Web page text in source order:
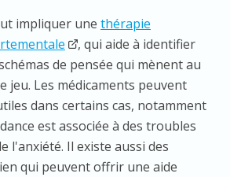
impliquer une thérapie
, qui aide à identifier
de pensée qui mènent au
jeu. Les médicaments peuvent
dans certains cas, notamment
est associée à des troubles
l'anxiété. Il existe aussi des
qui peuvent offrir une aide